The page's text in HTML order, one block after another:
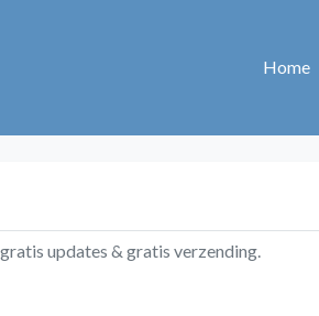
Home
updates & gratis verzending.